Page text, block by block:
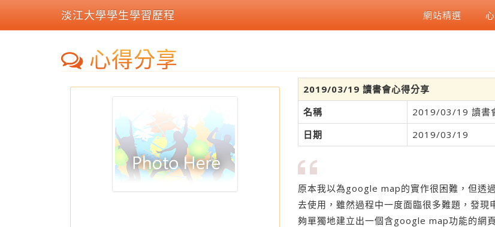
淡江大學學生學習歷程 網站精選
心得分享
2019/03/19 讀書會心得分享
名稱
2019/03/19 讀書
日期
2019/03/19
原本我以為google map的實作很困難，但透
去使用，雖然過程中一度面臨很多難題，發
夠單獨地建立出一個含google map功能的網